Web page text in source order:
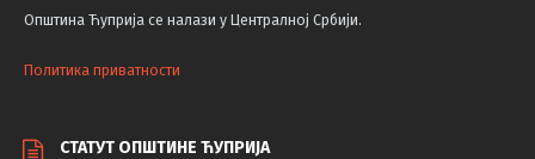
Општина Ћуприја се налази у Централној Србији.
Политика приватности
СТАТУТ ОПШТИНЕ ЋУПРИЈА